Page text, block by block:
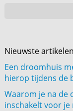
Nieuwste artikelen
Een droomhuis
hierop tijdens de
Waarom je na de
inschakelt voor je